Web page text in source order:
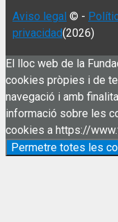
Aviso legal © -
privacidad(2026)
El lloc web de la
cookies pròpies i de
navegació i amb
informació sobre les
cookies a https://
Permetre totes les